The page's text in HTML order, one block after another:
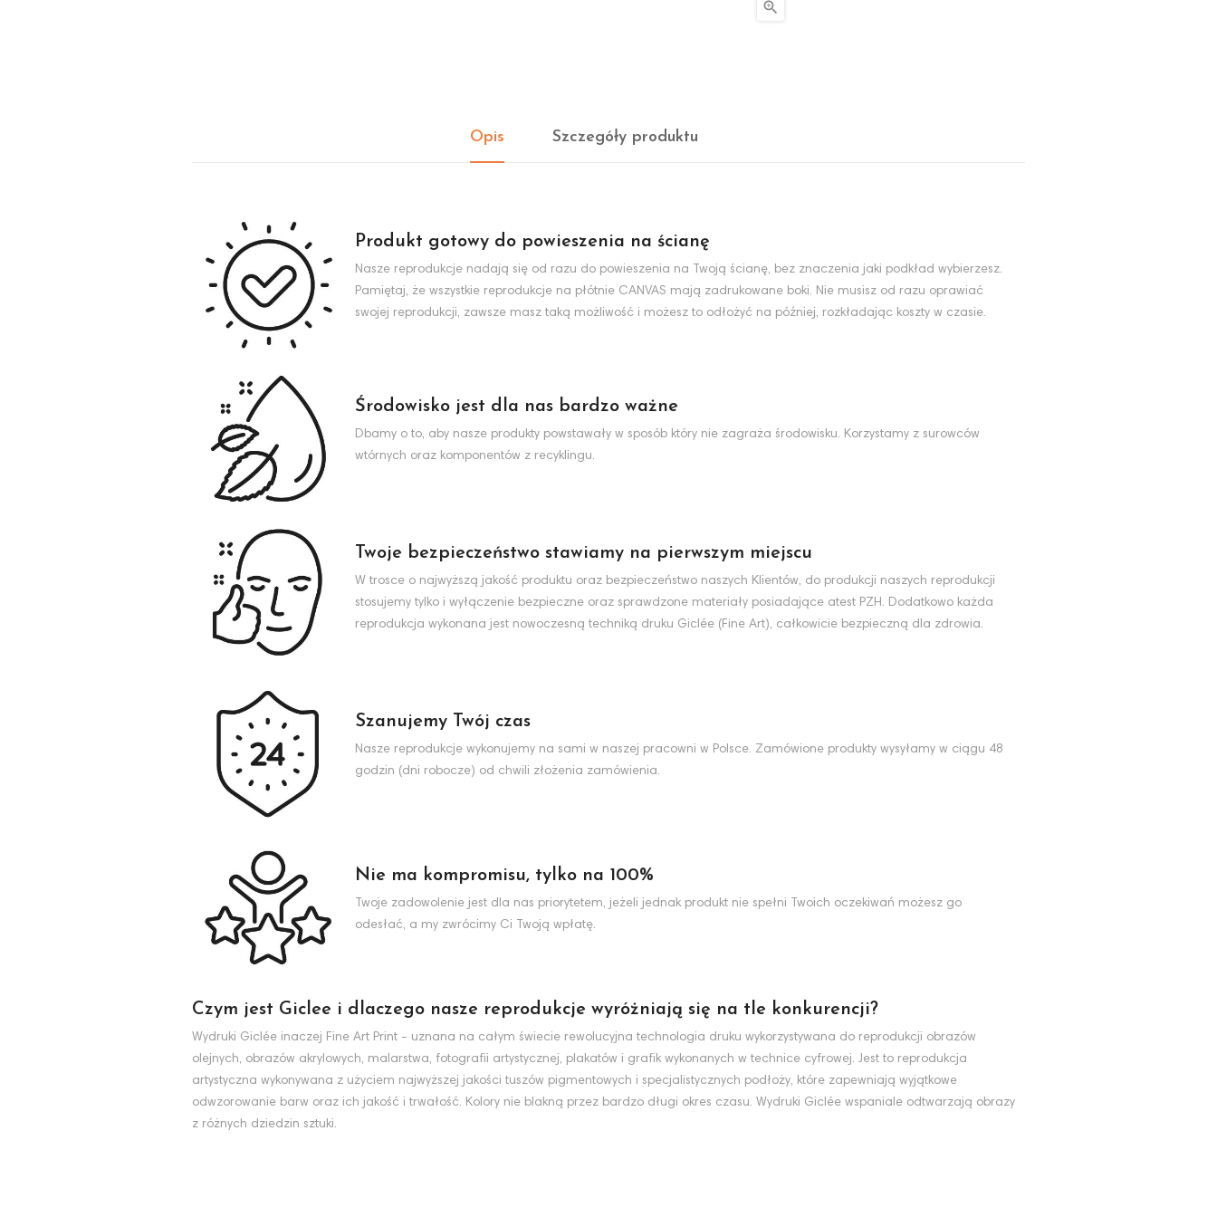

Opis Szczegóły produktu
Produkt gotowy do powieszenia na ścianę
Nasze reprodukcje nadają się od razu do powieszenia na Twoją ścianę, bez znaczenia jaki podkład wybierzesz.
Pamiętaj, że wszystkie reprodukcje na płótnie CANVAS mają zadrukowane boki. Nie musisz od razu oprawiać
swojej reprodukcji, zawsze masz taką możliwość i możesz to odłożyć na później, rozkładając koszty w czasie.
Środowisko jest dla nas bardzo ważne
Dbamy o to, aby nasze produkty powstawały w sposób który nie zagraża środowisku. Korzystamy z surowców
wtórnych oraz komponentów z recyklingu.
Twoje bezpieczeństwo stawiamy na pierwszym miejscu
W trosce o najwyższą jakość produktu oraz bezpieczeństwo naszych Klientów, do produkcji naszych reprodukcji
stosujemy tylko i wyłączenie bezpieczne oraz sprawdzone materiały posiadające atest PZH. Dodatkowo każda
reprodukcja wykonana jest nowoczesną techniką druku Giclée (Fine Art), całkowicie bezpieczną dla zdrowia.
Szanujemy Twój czas
Nasze reprodukcje wykonujemy na sami w naszej pracowni w Polsce. Zamówione produkty wysyłamy w ciągu 48
godzin (dni robocze) od chwili złożenia zamówienia.
Nie ma kompromisu, tylko na 100%
Twoje zadowolenie jest dla nas priorytetem, jeżeli jednak produkt nie spełni Twoich oczekiwań możesz go
odesłać, a my zwrócimy Ci Twoją wpłatę.
Czym jest Giclee i dlaczego nasze reprodukcje wyróżniają się na tle konkurencji?
Wydruki Giclée inaczej Fine Art Print - uznana na całym świecie rewolucyjna technologia druku wykorzystywana do reprodukcji obrazów
olejnych, obrazów akrylowych, malarstwa, fotografii artystycznej, plakatów i grafik wykonanych w technice cyfrowej. Jest to reprodukcja
artystyczna wykonywana z użyciem najwyższej jakości tuszów pigmentowych i specjalistycznych podłoży, które zapewniają wyjątkowe
odwzorowanie barw oraz ich jakość i trwałość. Kolory nie blakną przez bardzo długi okres czasu. Wydruki Giclée wspaniale odtwarzają obrazy
z różnych dziedzin sztuki.